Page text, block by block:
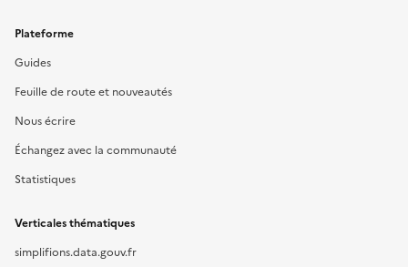
Plateforme
Guides
Feuille de route et nouveautés
Nous écrire
Échangez avec la communauté
Statistiques
Verticales thématiques
simplifions.data.gouv.fr